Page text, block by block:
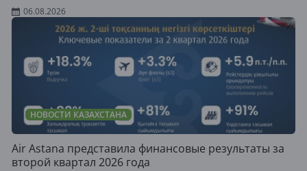
06.08.2026
НОВОСТИ КАЗАХСТАНА
Air Astana представила финансовые результаты за
второй квартал 2026 года